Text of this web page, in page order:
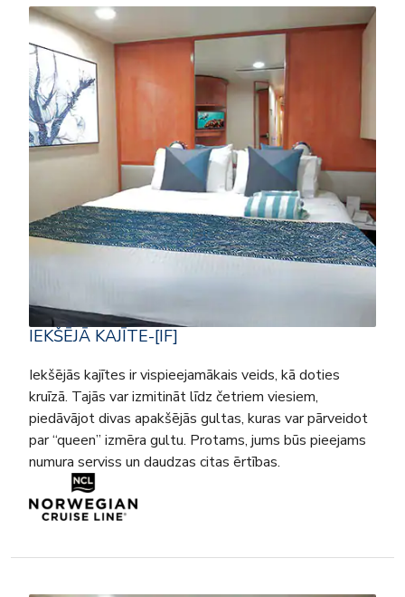
IEKŠĒJĀ KAJĪTE-[IF]
Iekšējās kajītes ir vispieejamākais veids, kā doties
kruīzā. Tajās var izmitināt līdz četriem viesiem,
piedāvājot divas apakšējās gultas, kuras var pārveidot
par “queen” izmēra gultu. Protams, jums būs pieejams
numura serviss un daudzas citas ērtības.